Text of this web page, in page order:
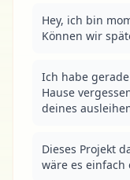
Hey, ich bin
Können wir
Ich habe
Hause
deines
Dieses Projekt
wäre es einfach